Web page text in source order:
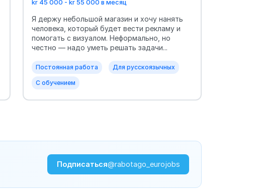
kr 45 000 - kr 55 000 в месяц
Я держу небольшой магазин и хочу нанять
человека, который будет вести рекламу и
помогать с визуалом. Неформально, но
честно — надо уметь решать задачи...
Постоянная работа Для русскоязычных
С обучением
Подписаться@rabotago_eurojobs